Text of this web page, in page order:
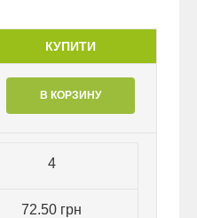
КУПИТИ
4
72.50 грн